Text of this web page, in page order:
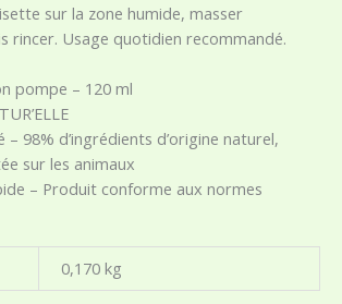
sur la zone humide, masser
rincer. Usage quotidien recommandé.
pompe – 120 ml
– 98% d’ingrédients d’origine naturel,
sur les animaux
– Produit conforme aux normes
0,170 kg